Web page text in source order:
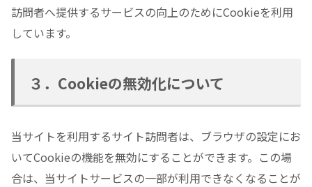
訪問者へ提供するサービスの向上のためにCookieを利用
しています。
３．Cookieの無効化について
当サイトを利用するサイト訪問者は、ブラウザの設定にお
いてCookieの機能を無効にすることができます。この場
合は、当サイトサービスの一部が利用できなくなることが